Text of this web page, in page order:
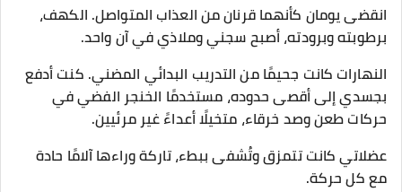
انقضى يومان كأنهما قرنان من العذاب المتواصل. الكهف،
برطوبته وبرودته، أصبح سجني وملاذي في آن واحد.
النهارات كانت جحيمًا من التدريب البدائي المضني. كنت أدفع
بجسدي إلى أقصى حدوده، مستخدمًا الخنجر الفضي في
حركات طعن وصد خرقاء، متخيلًا أعداءً غير مرئيين.
عضلاتي كانت تتمزق وتُشفى ببطء، تاركة وراءها آلامًا حادة
مع كل حركة.